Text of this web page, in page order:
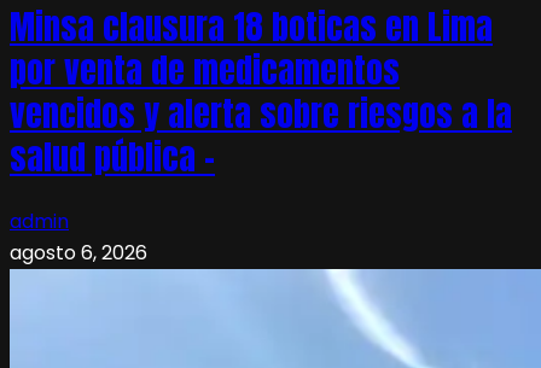
Minsa clausura 18 boticas en Lima
por venta de medicamentos
vencidos y alerta sobre riesgos a la
salud pública –
admin
agosto 6, 2026